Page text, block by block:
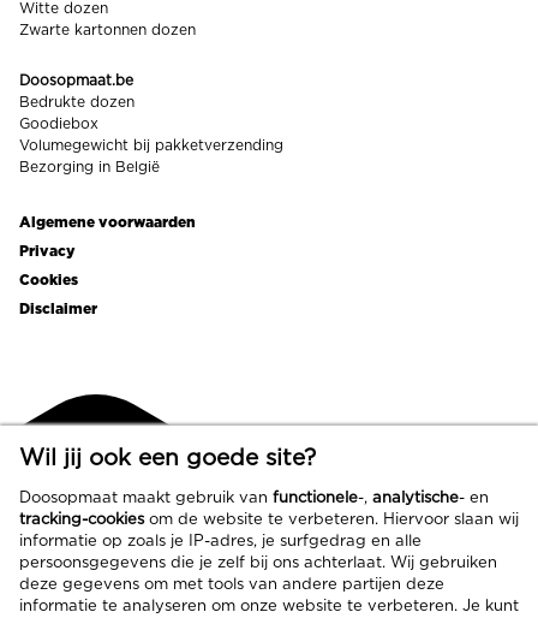
Witte dozen
Zwarte kartonnen dozen
Doosopmaat.be
Bedrukte dozen
Goodiebox
Volumegewicht bij pakketverzending
Bezorging in België
Footer
links
Algemene voorwaarden
Privacy
Cookies
Disclaimer
Wil jij ook een goede site?
Doosopmaat maakt gebruik van functionele-, analytische- en
tracking-cookiesom de website te verbeteren. Hiervoor slaan wij
informatie op zoals je IP-adres, je surfgedrag en alle
persoonsgegevens die je zelf bij ons achterlaat. Wij gebruiken
deze gegevens om met tools van andere partijen deze
informatie te analyseren om onze website te verbeteren. Je kunt